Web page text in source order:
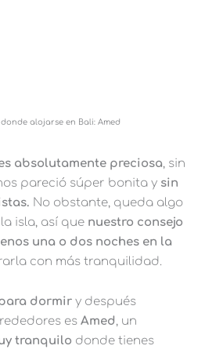
alojarse en Bali: Amed
absolutamente preciosa, sin
pareció súper bonita y sin
No obstante, queda algo
isla, así que nuestro consejo
una o dos noches en la
con más tranquilidad.
dormir y después
es Amed, un
tranquilo donde tienes